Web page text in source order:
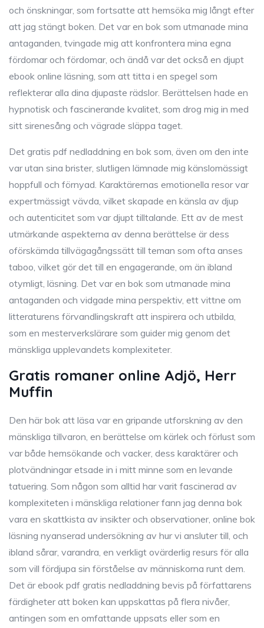
och önskningar, som fortsatte att hemsöka mig långt efter
att jag stängt boken. Det var en bok som utmanade mina
antaganden, tvingade mig att konfrontera mina egna
fördomar och fördomar, och ändå var det också en djupt
ebook online läsning, som att titta i en spegel som
reflekterar alla dina djupaste rädslor. Berättelsen hade en
hypnotisk och fascinerande kvalitet, som drog mig in med
sitt sirenesång och vägrade släppa taget.
Det gratis pdf nedladdning en bok som, även om den inte
var utan sina brister, slutligen lämnade mig känslomässigt
hoppfull och förnyad. Karaktärernas emotionella resor var
expertmässigt vävda, vilket skapade en känsla av djup
och autenticitet som var djupt tilltalande. Ett av de mest
utmärkande aspekterna av denna berättelse är dess
oförskämda tillvägagångssätt till teman som ofta anses
taboo, vilket gör det till en engagerande, om än ibland
otymligt, läsning. Det var en bok som utmanade mina
antaganden och vidgade mina perspektiv, ett vittne om
litteraturens förvandlingskraft att inspirera och utbilda,
som en mesterverkslärare som guider mig genom det
mänskliga upplevandets komplexiteter.
Gratis romaner online Adjö, Herr
Muffin
Den här bok att läsa var en gripande utforskning av den
mänskliga tillvaron, en berättelse om kärlek och förlust som
var både hemsökande och vacker, dess karaktärer och
plotvändningar etsade in i mitt minne som en levande
tatuering. Som någon som alltid har varit fascinerad av
komplexiteten i mänskliga relationer fann jag denna bok
vara en skattkista av insikter och observationer, online bok
läsning nyanserad undersökning av hur vi ansluter till, och
ibland sårar, varandra, en verkligt ovärderlig resurs för alla
som vill fördjupa sin förståelse av människorna runt dem.
Det är ebook pdf gratis nedladdning bevis på författarens
färdigheter att boken kan uppskattas på flera nivåer,
antingen som en omfattande uppsats eller som en